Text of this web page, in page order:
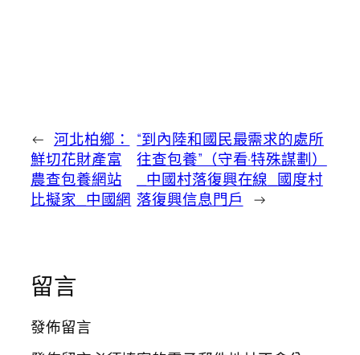
← 河北柏鄉：
鮮切花財產富
農查包養網站
比擬家_中國網
“到內陸和國民最需求的處所
往查包養”（守看·特殊謀劃）
_中國村落復興在線_國度村
落復興信息門戶
→
留言
發佈留言